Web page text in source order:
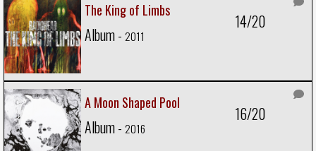
The King of Limbs
Album - 2011
14/20
A Moon Shaped Pool
Album - 2016
16/20